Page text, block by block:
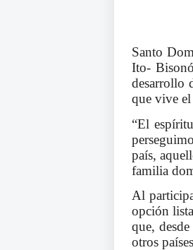
Santo
Ito-
desarrollo
que vive
“El
país,
familia
Al
opción
que,
otros